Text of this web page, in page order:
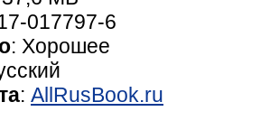
017797-6
: Хорошее
: AllRusBook.ru